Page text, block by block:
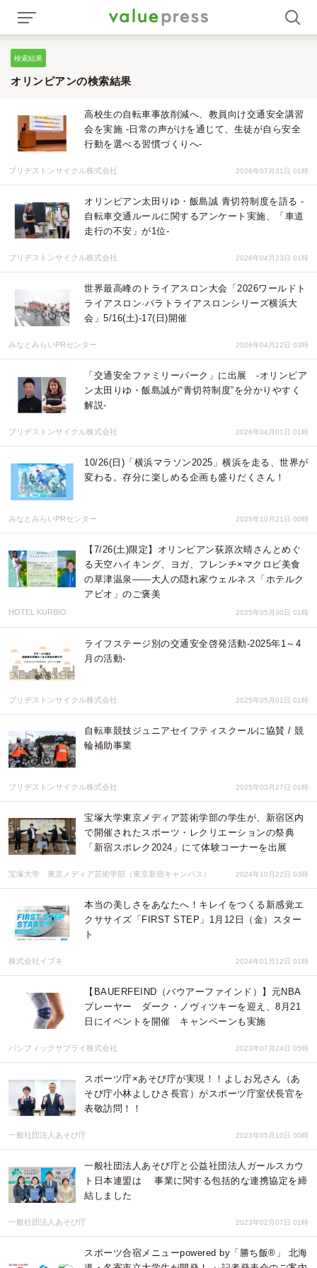
検索結果
オリンピアンの検索結果
高校生の自転車事故削減へ、教員向け交通安全講習
会を実施 -日常の声がけを通じて、生徒が自ら安全
行動を選べる習慣づくりへ-
ブリヂストンサイクル株式会社 2026年07月31日 01時
オリンピアン太田りゆ・飯島誠 青切符制度を語る -
自転車交通ルールに関するアンケート実施、「車道
走行の不安」が1位-
ブリヂストンサイクル株式会社 2026年04月23日 01時
世界最高峰のトライアスロン大会「2026ワールドト
ライアスロン·パラトライアスロンシリーズ横浜大
会」5/16(土)-17(日)開催
みなとみらいPRセンター 2026年04月22日 03時
「交通安全ファミリーパーク」に出展 -オリンピア
ン太田りゆ・飯島誠が“青切符制度”を分かりやすく
解説-
ブリヂストンサイクル株式会社 2026年04月01日 01時
10/26(日)「横浜マラソン2025」横浜を走る、世界が
変わる。存分に楽しめる企画も盛りだくさん！
みなとみらいPRセンター 2025年10月21日 00時
【7/26(土)限定】オリンピアン荻原次晴さんとめぐ
る天空ハイキング、ヨガ、フレンチ×マクロビ美食
の草津温泉——大人の隠れ家ウェルネス「ホテルク
アビオ」のご褒美
HOTEL KURBIO 2025年05月30日 01時
ライフステージ別の交通安全啓発活動-2025年1～4
月の活動-
ブリヂストンサイクル株式会社 2025年05月01日 01時
自転車競技ジュニアセイフティスクールに協賛 / 競
輪補助事業
ブリヂストンサイクル株式会社 2025年03月27日 01時
宝塚大学東京メディア芸術学部の学生が、新宿区内
で開催されたスポーツ・レクリエーションの祭典
「新宿スポレク2024」にて体験コーナーを出展
宝塚大学 東京メディア芸術学部（東京新宿キャンパス） 2024年10月22日 03時
本当の美しさをあなたへ！キレイをつくる新感覚エ
クササイズ「FIRST STEP」1月12日（金）スター
ト
株式会社イブキ 2024年01月12日 01時
【BAUERFEIND（バウアーファインド）】元NBA
プレーヤー ダーク・ノヴィツキーを迎え、8月21
日にイベントを開催 キャンペーンも実施
パシフィックサプライ株式会社 2023年07月24日 05時
スポーツ庁×あそび庁が実現！！よしお兄さん（あ
そび庁小林よしひさ長官）がスポーツ庁室伏長官を
表敬訪問！！
一般社団法人あそび庁 2023年05月10日 00時
一般社団法人あそび庁と公益社団法人ガールスカウ
ト日本連盟は 事業に関する包括的な連携協定を締
結しました
一般社団法人あそび庁 2023年02月07日 01時
スポーツ合宿メニューpowered by「勝ち飯®」 北海